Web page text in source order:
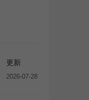
发，否则
更新
2026-07-28